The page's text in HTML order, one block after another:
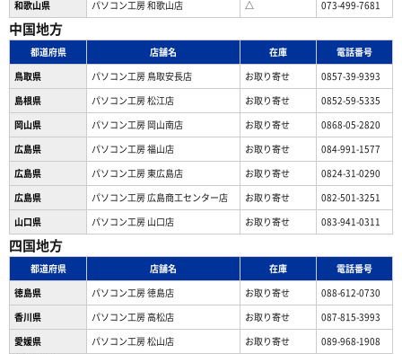
和歌山県
パソコン工房 和歌山店 △ 073-499-7681
中国地方
都道府県 店舗名 在庫
電話番号
鳥取県
パソコン工房 鳥取安長店 お取り寄せ
0857-39-9393
島根県
パソコン工房 松江店 お取り寄せ
0852-59-5335
岡山県
パソコン工房 岡山南店 お取り寄せ
0868-05-2820
広島県
パソコン工房 福山店 お取り寄せ
084-991-1577
広島県
パソコン工房 東広島店 お取り寄せ
0824-31-0290
広島県
パソコン工房 広島商工センター店 お取り寄せ
082-501-3251
山口県
パソコン工房 山口店 お取り寄せ 083-941-0311
四国地方
都道府県 店舗名 在庫
電話番号
徳島県
パソコン工房 徳島店 お取り寄せ
088-612-0730
香川県
パソコン工房 高松店 お取り寄せ
087-815-3993
愛媛県
パソコン工房 松山店 お取り寄せ 089-968-1908